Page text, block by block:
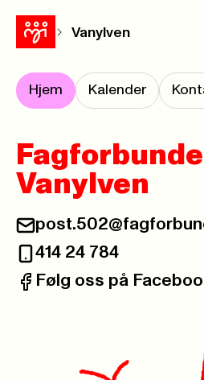
Vanylven
Hjem Kalender
Vanylven
E-post:
Telefon:
414 24 784
Facebook:
Følg oss på